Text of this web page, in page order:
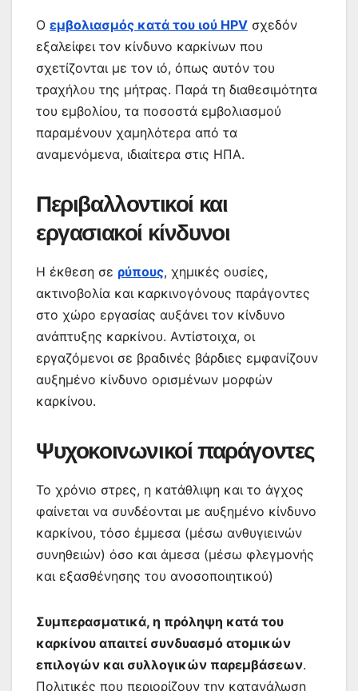
Ο εμβολιασμός κατά του ιού HPV σχεδόν
εξαλείφει τον κίνδυνο καρκίνων που
σχετίζονται με τον ιό, όπως αυτόν του
τραχήλου της μήτρας. Παρά τη διαθεσιμότητα
του εμβολίου, τα ποσοστά εμβολιασμού
παραμένουν χαμηλότερα από τα
αναμενόμενα, ιδιαίτερα στις ΗΠΑ.
Περιβαλλοντικοί και
εργασιακοί κίνδυνοι
Η έκθεση σε ρύπους, χημικές ουσίες,
ακτινοβολία και καρκινογόνους παράγοντες
στο χώρο εργασίας αυξάνει τον κίνδυνο
ανάπτυξης καρκίνου. Αντίστοιχα, οι
εργαζόμενοι σε βραδινές βάρδιες εμφανίζουν
αυξημένο κίνδυνο ορισμένων μορφών
καρκίνου.
Ψυχοκοινωνικοί παράγοντες
Το χρόνιο στρες, η κατάθλιψη και το άγχος
φαίνεται να συνδέονται με αυξημένο κίνδυνο
καρκίνου, τόσο έμμεσα (μέσω ανθυγιεινών
συνηθειών) όσο και άμεσα (μέσω φλεγμονής
και εξασθένησης του ανοσοποιητικού)
Συμπερασματικά, η πρόληψη κατά του
καρκίνου απαιτεί συνδυασμό ατομικών
επιλογών και συλλογικών παρεμβάσεων.
Πολιτικές που περιορίζουν την κατανάλωση